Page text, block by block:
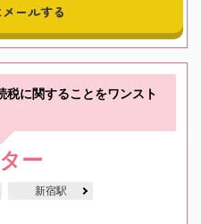
ールする
税に関することをワンスト
ー
新宿駅